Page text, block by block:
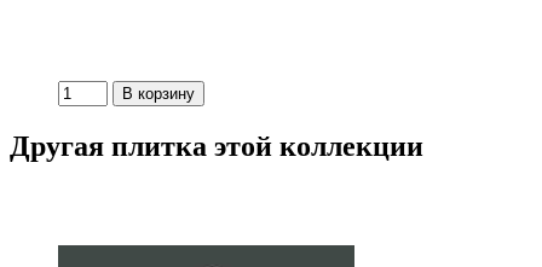
Другая плитка этой коллекции